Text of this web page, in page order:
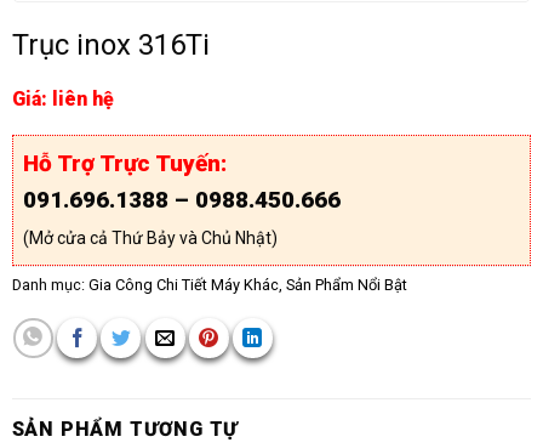
Trục inox 316Ti
Giá: liên hệ
Hỗ Trợ Trực Tuyến:
091.696.1388 – 0988.450.666
(Mở cửa cả Thứ Bảy và Chủ Nhật)
Danh mục: Gia Công Chi Tiết Máy Khác, Sản Phẩm Nổi Bật
SẢN PHẨM TƯƠNG TỰ